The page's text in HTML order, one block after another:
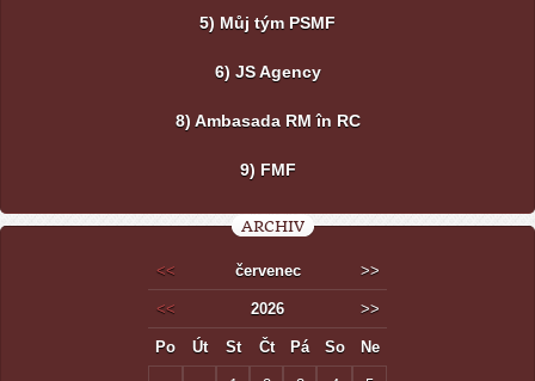
5) Můj tým PSMF
6) JS Agency
8) Ambasada RM în RC
9) FMF
ARCHIV
<< červenec >>
<< 2026 >>
Po Út St Čt Pá So Ne